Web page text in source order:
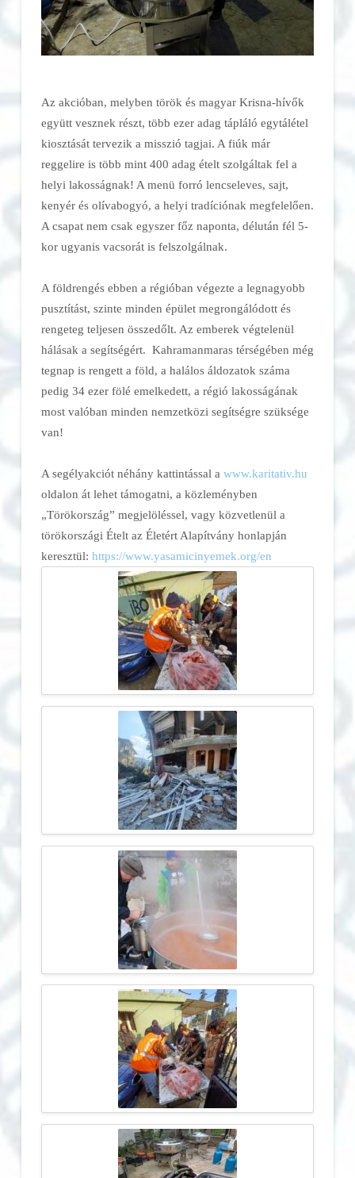
Az akcióban, melyben török és magyar Krisna-hívők
együtt vesznek részt, több ezer adag tápláló egytálétel
kiosztását tervezik a misszió tagjai. A fiúk már
reggelire is több mint 400 adag ételt szolgáltak fel a
helyi lakosságnak! A menü forró lencseleves, sajt,
kenyér és olívabogyó, a helyi tradíciónak megfelelően.
A csapat nem csak egyszer főz naponta, délután fél 5-
kor ugyanis vacsorát is felszolgálnak.
A földrengés ebben a régióban végezte a legnagyobb
pusztítást, szinte minden épület megrongálódott és
rengeteg teljesen összedőlt. Az emberek végtelenül
hálásak a segítségért. Kahramanmaras térségében még
tegnap is rengett a föld, a halálos áldozatok száma
pedig 34 ezer fölé emelkedett, a régió lakosságának
most valóban minden nemzetközi segítségre szüksége
van!
A segélyakciót néhány kattintással a www.karitativ.hu
oldalon át lehet támogatni, a közleményben
„Törökország” megjelöléssel, vagy közvetlenül a
törökországi Ételt az Életért Alapítvány honlapján
keresztül: https://www.yasamicinyemek.org/en